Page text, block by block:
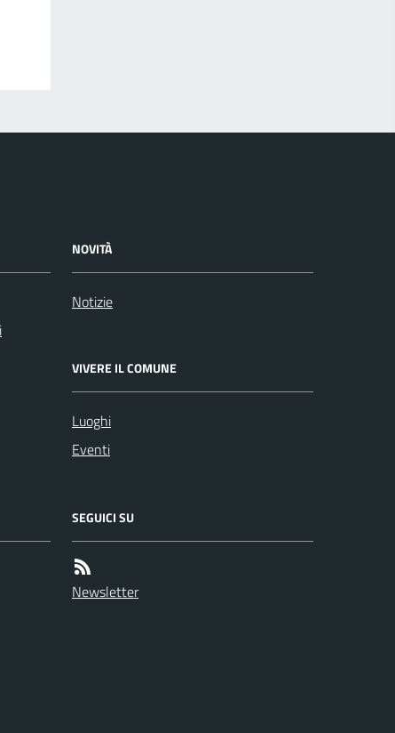
NOVITÀ
Notizie
VIVERE IL COMUNE
Luoghi
Eventi
SEGUICI SU
Newsletter